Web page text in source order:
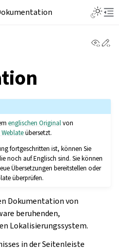
englischen Originalvon
übersetzt.
fortgeschritten ist, können Sie
noch auf Englisch sind. Sie können
Übersetzungen bereitstellen oder
überprüfen.
Dokumentation von
beruhenden,
Lokalisierungssystem.
in der Seitenleiste